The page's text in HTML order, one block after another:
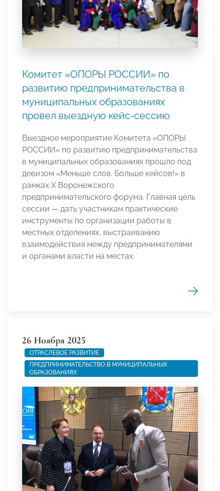
Комитет «ОПОРЫ РОССИИ» по
развитию предпринимательства в
муниципальных образованиях
провел выездную кейс-сессию
Выездное мероприятие Комитета «ОПОРЫ
РОССИИ» по развитию предпринимательства
в муниципальных образованиях прошло под
девизом «Меньше слов. Больше кейсов!» в
рамках Х Воронежского
предпринимательского форума. Главная цель
сессии — дать участникам практические
инструменты по организации работы в
местных отделениях, выстраиванию
взаимодействия между предпринимателями
и органами власти на местах.
26 Ноября 2025
ОТРАСЛЕВОЕ РАЗВИТИЕ
ПРЕДПРИНИМАТЕЛЬСТВО В МУНИЦИПАЛЬНЫХ
ОБРАЗОВАНИЯХ